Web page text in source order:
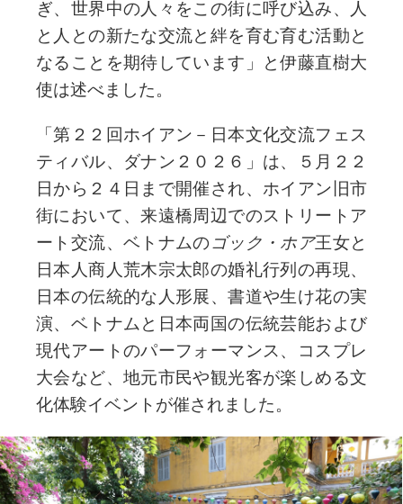
ぎ、世界中の人々をこの街に呼び込み、人
と人との新たな交流と絆を育む育む活動と
なることを期待しています」と伊藤直樹大
使は述べました。
「第２２回ホイアン－日本文化交流フェス
ティバル、ダナン２０２６」は、５月２２
日から２４日まで開催され、ホイアン旧市
街において、来遠橋周辺でのストリートア
ート交流、ベトナムのゴック・ホア王女と
日本人商人荒木宗太郎の婚礼行列の再現、
日本の伝統的な人形展、書道や生け花の実
演、ベトナムと日本両国の伝統芸能および
現代アートのパーフォーマンス、コスプレ
大会など、地元市民や観光客が楽しめる文
化体験イベントが催されました。